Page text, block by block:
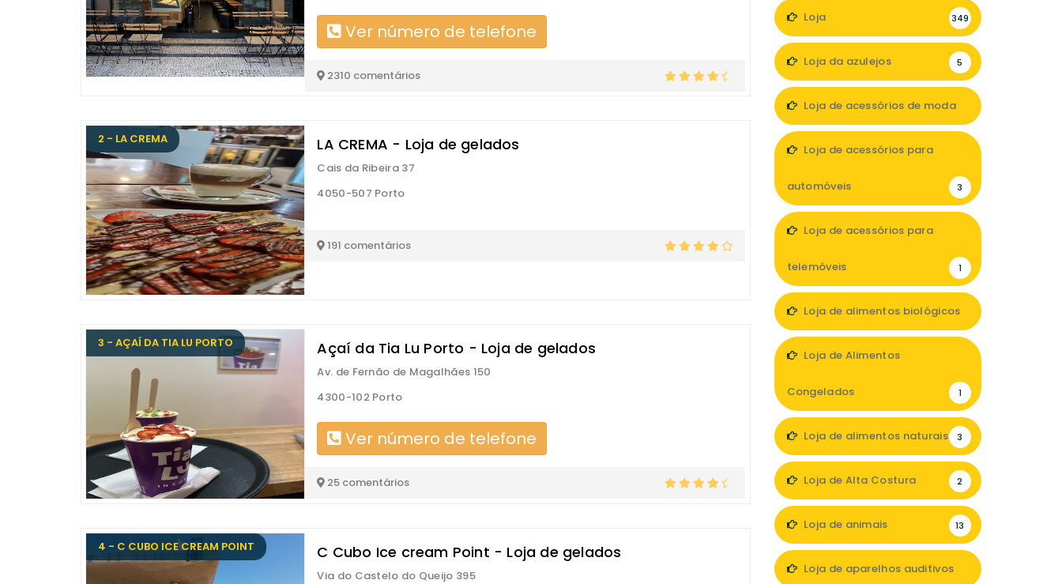
Ver número de telefone
2310 comentários
2 - LA CREMA LA CREMA - Loja de gelados
Cais da Ribeira 37
4050-507 Porto
191 comentários
3 - AÇAÍ DA TIA LU PORTO Açaí da Tia Lu Porto - Loja de gelados
Av. de Fernão de Magalhães 150
4300-102 Porto
Ver número de telefone
25 comentários
4 - C CUBO ICE CREAM POINT C Cubo Ice cream Point - Loja de gelados
Via do Castelo do Queijo 395
Loja 349
Loja da azulejos 5
Loja de acessórios de moda
Loja de acessórios para
automóveis 3
Loja de acessórios para
telemóveis 1
Loja de alimentos biológicos
Loja de Alimentos
Congelados 1
Loja de alimentos naturais 3
Loja de Alta Costura 2
Loja de animais 13
Loja de aparelhos auditivos